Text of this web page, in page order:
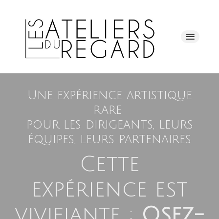
Notre démarche
Nos prestations
A propos
Une expérience artistique
rare
pour les dirigeants, leurs
équipes, leurs partenaires
Cette
expérience est